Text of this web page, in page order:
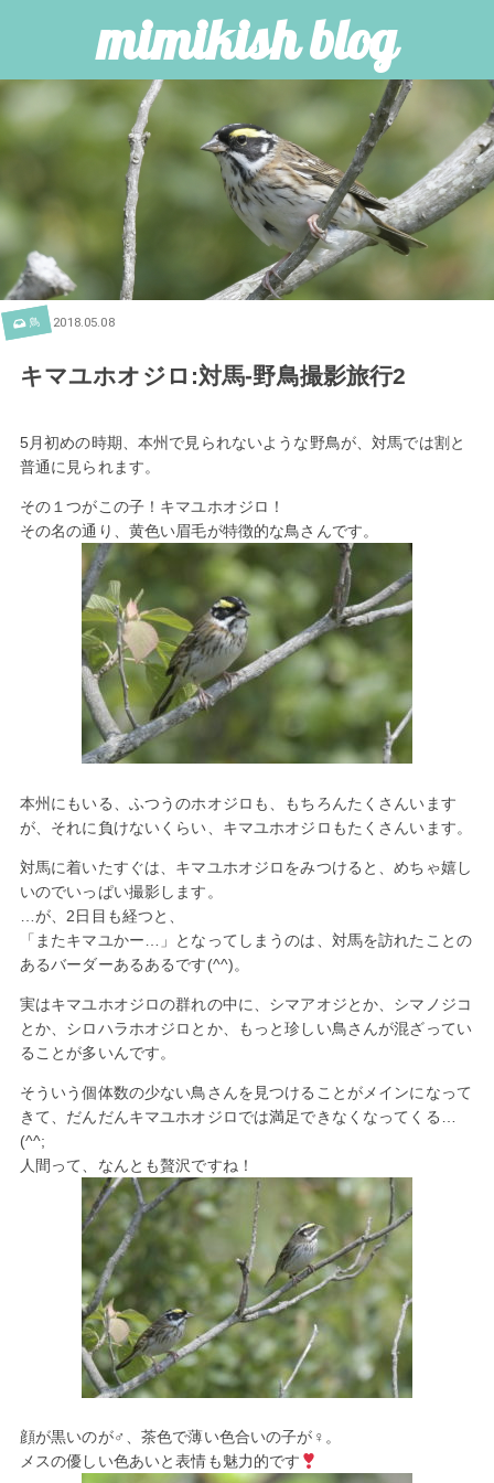
mimikish blog
鳥 2018.05.08
キマユホオジロ:対馬-野鳥撮影旅行2
5月初めの時期、本州で見られないような野鳥が、対馬では割と
普通に見られます。
その１つがこの子！キマユホオジロ！
その名の通り、黄色い眉毛が特徴的な鳥さんです。
本州にもいる、ふつうのホオジロも、もちろんたくさんいます
が、それに負けないくらい、キマユホオジロもたくさんいます。
対馬に着いたすぐは、キマユホオジロをみつけると、めちゃ嬉し
いのでいっぱい撮影します。
…が、2日目も経つと、
「またキマユかー…」となってしまうのは、対馬を訪れたことの
あるバーダーあるあるです(^^)。
実はキマユホオジロの群れの中に、シマアオジとか、シマノジコ
とか、シロハラホオジロとか、もっと珍しい鳥さんが混ざってい
ることが多いんです。
そういう個体数の少ない鳥さんを見つけることがメインになって
きて、だんだんキマユホオジロでは満足できなくなってくる…
(^^;
人間って、なんとも贅沢ですね！
顔が黒いのが♂、茶色で薄い色合いの子が♀。
メスの優しい色あいと表情も魅力的です